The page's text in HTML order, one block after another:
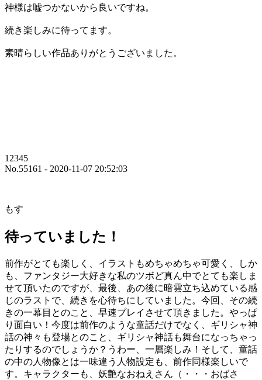
神様は嘘つかないから良いですね。
続き楽しみに待ってます。
素晴らしい作品ありがとうございました。
12345
No.55161 - 2020-11-07 20:52:03
もす
待っていました！
前作がとても楽しく、イラストもめちゃめちゃ可愛く、しか
も、ファンタジー大好きな私のツボど真ん中でとても楽しま
せて頂いたのですが、最後、あの後に暗雲立ち込めている感
じのラストで、続きを心待ちにしていました。今回、その続
きの一幕目とのこと、早速プレイさせて頂きました。やっぱ
り面白い！今度は前作のような童話だけでなく、ギリシャ神
話の神々も登場とのこと、ギリシャ神話も舞台になっちゃっ
たりするのでしょうか？うわー、一層楽しみ！そして、童話
の中の人物像とは一味違う人物設定も、前作同様楽しいで
す。キャラクターも、妖艶なおねえさん（・・・おばさ